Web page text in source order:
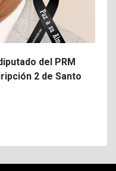
del PRM
2 de Santo